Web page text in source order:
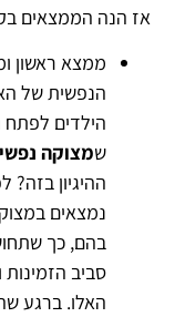
אז הנה הממצאים
ממצא ראשון
הנפשית של
הילדים לפתח
שמצוקה
ההיגיון
נמצאים
בהם, כך
סביב
האלו. ברגע